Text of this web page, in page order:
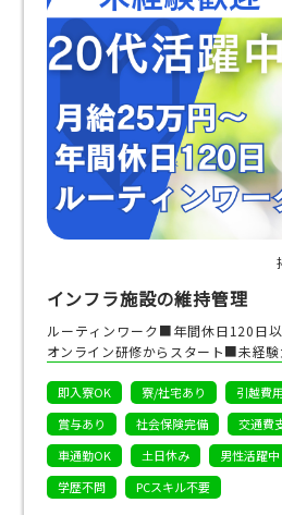
インフラ施設の維持管理
ルーティンワーク■年間休日120日
オンライン研修からスタート■未経
即入寮OK 寮/社宅あり
引越費
賞与あり
社会保険完備 交通費
車通勤OK
土日休み 男性活躍中
学歴不問
PCスキル不要